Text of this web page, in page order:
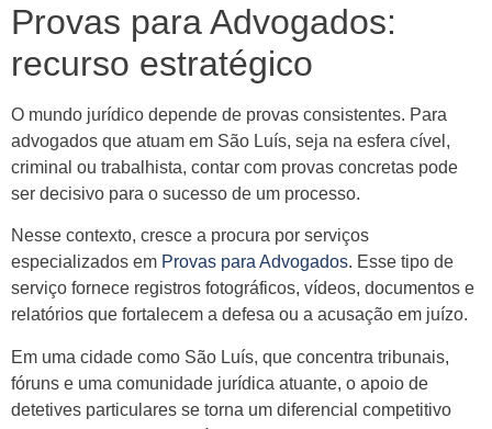
Provas para Advogados:
recurso estratégico
O mundo jurídico depende de provas consistentes. Para
advogados que atuam em São Luís, seja na esfera cível,
criminal ou trabalhista, contar com provas concretas pode
ser decisivo para o sucesso de um processo.
Nesse contexto, cresce a procura por serviços
especializados em Provas para Advogados. Esse tipo de
serviço fornece registros fotográficos, vídeos, documentos e
relatórios que fortalecem a defesa ou a acusação em juízo.
Em uma cidade como São Luís, que concentra tribunais,
fóruns e uma comunidade jurídica atuante, o apoio de
detetives particulares se torna um diferencial competitivo